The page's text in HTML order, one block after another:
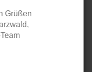
Grüßen